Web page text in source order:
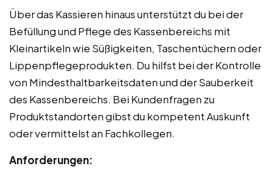
Über das Kassieren hinaus unterstützt du bei der
Befüllung und Pflege des Kassenbereichs mit
Kleinartikeln wie Süßigkeiten, Taschentüchern oder
Lippenpflegeprodukten. Du hilfst bei der Kontrolle
von Mindesthaltbarkeitsdaten und der Sauberkeit
des Kassenbereichs. Bei Kundenfragen zu
Produktstandorten gibst du kompetent Auskunft
oder vermittelst an Fachkollegen.
Anforderungen: